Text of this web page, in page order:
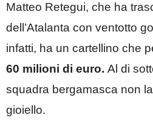
Matteo Retegui, che ha
dell’Atalanta con ventotto
infatti, ha un cartellino che
60 milioni di euro. Al di
squadra bergamasca non
gioiello.